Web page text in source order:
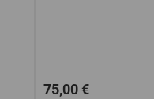
75,00 €